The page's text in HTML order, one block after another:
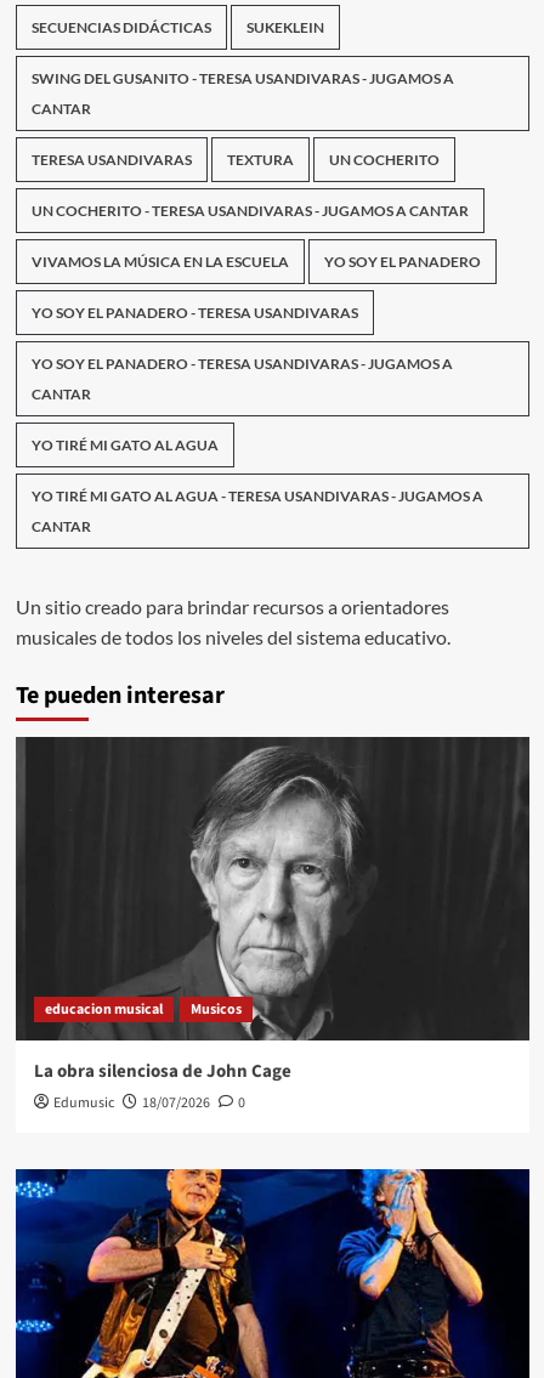
SECUENCIAS DIDÁCTICAS SUKEKLEIN
SWING DEL GUSANITO - TERESA USANDIVARAS - JUGAMOS A
CANTAR
TERESA USANDIVARAS TEXTURA UN COCHERITO
UN COCHERITO - TERESA USANDIVARAS - JUGAMOS A CANTAR
VIVAMOS LA MÚSICA EN LA ESCUELA YO SOY EL PANADERO
YO SOY EL PANADERO - TERESA USANDIVARAS
YO SOY EL PANADERO - TERESA USANDIVARAS - JUGAMOS A
CANTAR
YO TIRÉ MI GATO AL AGUA
YO TIRÉ MI GATO AL AGUA - TERESA USANDIVARAS - JUGAMOS A
CANTAR
Un sitio creado para brindar recursos a orientadores
musicales de todos los niveles del sistema educativo.
Te pueden interesar
educacion musical Musicos
La obra silenciosa de John Cage
Edumusic 18/07/2026 0